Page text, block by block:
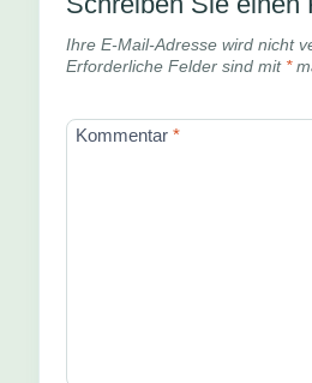
Ihre E-Mail-Adresse wird nicht
Erforderliche Felder sind mit *
Kommentar *